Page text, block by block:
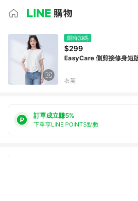
限時加碼
$299
EasyCare 側剪接修身短
衣芙
訂單成立賺5%
下單享LINE POINTS點數